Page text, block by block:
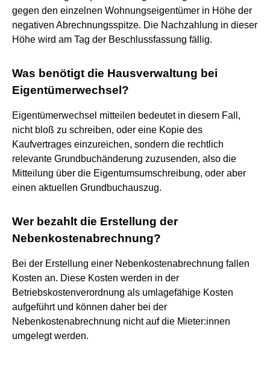
gegen den einzelnen Wohnungseigentümer in Höhe der
negativen Abrechnungsspitze. Die Nachzahlung in dieser
Höhe wird am Tag der Beschlussfassung fällig.
Was benötigt die Hausverwaltung bei
Eigentümerwechsel?
Eigentümerwechsel mitteilen bedeutet in diesem Fall,
nicht bloß zu schreiben, oder eine Kopie des
Kaufvertrages einzureichen, sondern die rechtlich
relevante Grundbuchänderung zuzusenden, also die
Mitteilung über die Eigentumsumschreibung, oder aber
einen aktuellen Grundbuchauszug.
Wer bezahlt die Erstellung der
Nebenkostenabrechnung?
Bei der Erstellung einer Nebenkostenabrechnung fallen
Kosten an. Diese Kosten werden in der
Betriebskostenverordnung als umlagefähige Kosten
aufgeführt und können daher bei der
Nebenkostenabrechnung nicht auf die Mieter:innen
umgelegt werden.